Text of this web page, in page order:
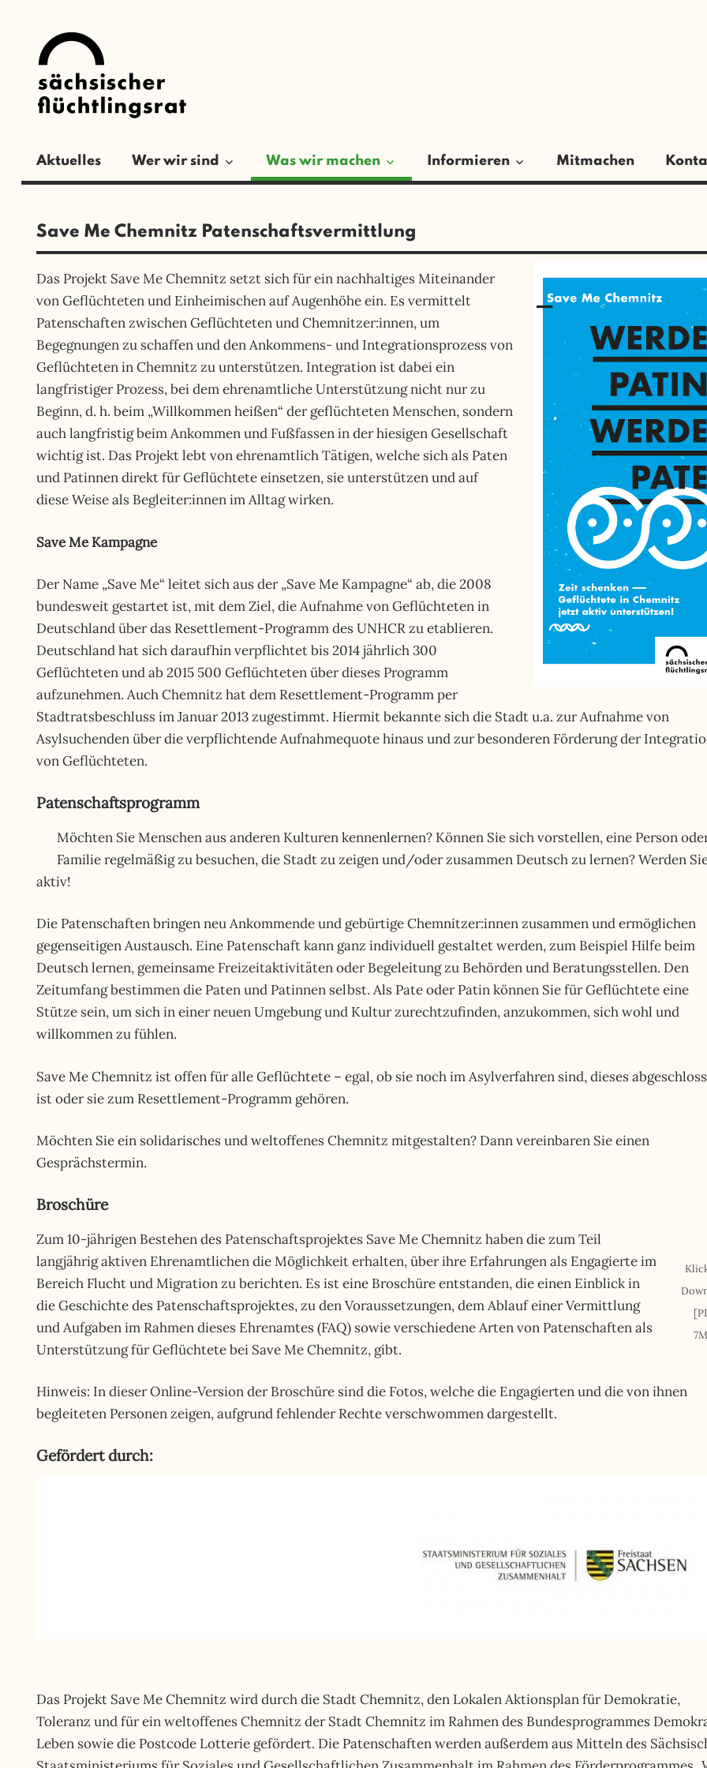
springen
Aktuelles Wer wir sind Was wir machen Informieren Mitmachen
Save Me Chemnitz Patenschaftsvermittlung
Das Projekt Save Me Chemnitz setzt sich für ein nachhaltiges Miteinander
von Geflüchteten und Einheimischen auf Augenhöhe ein. Es vermittelt
Patenschaften zwischen Geflüchteten und Chemnitzer:innen, um
Begegnungen zu schaffen und den Ankommens- und Integrationsprozess von
Geflüchteten in Chemnitz zu unterstützen. Integration ist dabei ein
langfristiger Prozess, bei dem ehrenamtliche Unterstützung nicht nur zu
Beginn, d. h. beim „Willkommen heißen“ der geflüchteten Menschen, sondern
auch langfristig beim Ankommen und Fußfassen in der hiesigen Gesellschaft
wichtig ist. Das Projekt lebt von ehrenamtlich Tätigen, welche sich als Paten
und Patinnen direkt für Geflüchtete einsetzen, sie unterstützen und auf
diese Weise als Begleiter:innen im Alltag wirken.
Save Me Kampagne
Der Name „Save Me“ leitet sich aus der „Save Me Kampagne“ ab, die 2008
bundesweit gestartet ist, mit dem Ziel, die Aufnahme von Geflüchteten in
Deutschland über das Resettlement-Programm des UNHCR zu etablieren.
Deutschland hat sich daraufhin verpflichtet bis 2014 jährlich 300
Geflüchteten und ab 2015 500 Geflüchteten über dieses Programm
aufzunehmen. Auch Chemnitz hat dem Resettlement-Programm per
Stadtratsbeschluss im Januar 2013 zugestimmt. Hiermit bekannte sich die Stadt u.a. zur Aufnahme von
Asylsuchenden über die verpflichtende Aufnahmequote hinaus und zur besonderen Förderung der
von Geflüchteten.
Patenschaftsprogramm
Möchten Sie Menschen aus anderen Kulturen kennenlernen? Können Sie sich vorstellen, eine Person
Familie regelmäßig zu besuchen, die Stadt zu zeigen und/oder zusammen Deutsch zu lernen? Werden
aktiv!
Die Patenschaften bringen neu Ankommende und gebürtige Chemnitzer:innen zusammen und ermöglichen
gegenseitigen Austausch. Eine Patenschaft kann ganz individuell gestaltet werden, zum Beispiel Hilfe beim
Deutsch lernen, gemeinsame Freizeitaktivitäten oder Begeleitung zu Behörden und Beratungsstellen. Den
Zeitumfang bestimmen die Paten und Patinnen selbst. Als Pate oder Patin können Sie für Geflüchtete eine
Stütze sein, um sich in einer neuen Umgebung und Kultur zurechtzufinden, anzukommen, sich wohl und
willkommen zu fühlen.
Save Me Chemnitz ist offen für alle Geflüchtete – egal, ob sie noch im Asylverfahren sind, dieses
ist oder sie zum Resettlement-Programm gehören.
Möchten Sie ein solidarisches und weltoffenes Chemnitz mitgestalten? Dann vereinbaren Sie einen
Gesprächstermin.
Broschüre
Zum 10-jährigen Bestehen des Patenschaftsprojektes Save Me Chemnitz haben die zum Teil
langjährig aktiven Ehrenamtlichen die Möglichkeit erhalten, über ihre Erfahrungen als Engagierte im
Bereich Flucht und Migration zu berichten. Es ist eine Broschüre entstanden, die einen Einblick in
die Geschichte des Patenschaftsprojektes, zu den Voraussetzungen, dem Ablauf einer Vermittlung
und Aufgaben im Rahmen dieses Ehrenamtes (FAQ) sowie verschiedene Arten von Patenschaften als
Unterstützung für Geflüchtete bei Save Me Chemnitz, gibt.
Hinweis: In dieser Online-Version der Broschüre sind die Fotos, welche die Engagierten und die von ihnen
begleiteten Personen zeigen, aufgrund fehlender Rechte verschwommen dargestellt.
Gefördert durch:
Das Projekt Save Me Chemnitz wird durch die Stadt Chemnitz, den Lokalen Aktionsplan für Demokratie,
Toleranz und für ein weltoffenes Chemnitz der Stadt Chemnitz im Rahmen des Bundesprogrammes
Leben sowie die Postcode Lotterie gefördert. Die Patenschaften werden außerdem aus Mitteln des